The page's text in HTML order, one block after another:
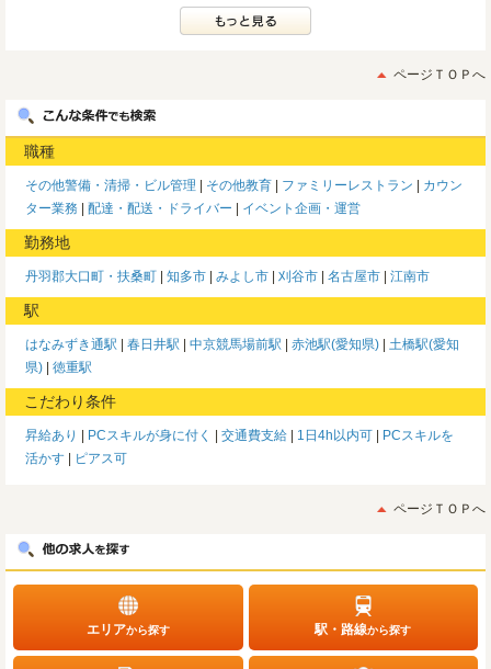
ページＴＯＰへ
職種
その他警備・清掃・ビル管理 その他教育 ファミリーレストラン
カウン
ター業務
配達・配送・ドライバー イベント企画・運営
勤務地
丹羽郡大口町・扶桑町 知多市 みよし市 刈谷市 名古屋市 江南市
駅
はなみずき通駅 春日井駅 中京競馬場前駅 赤池駅(愛知県)
土橋駅(愛知
県)
徳重駅
こだわり条件
昇給あり PCスキルが身に付く 交通費支給 1日4h以内可
PCスキルを
活かす
ピアス可
ページＴＯＰへ
エリアから探す 駅・路線から探す